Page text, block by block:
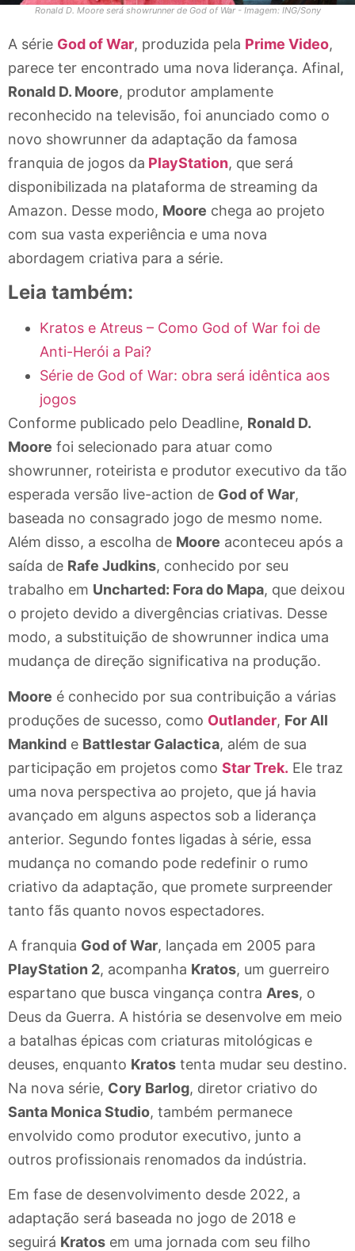
Ronald D. Moore será showrunner de God of War - Imagem: ING/Sony
A série God of War, produzida pela Prime Video,
parece ter encontrado uma nova liderança. Afinal,
Ronald D. Moore, produtor amplamente
reconhecido na televisão, foi anunciado como o
novo showrunner da adaptação da famosa
franquia de jogos da PlayStation, que será
disponibilizada na plataforma de streaming da
Amazon. Desse modo, Moore chega ao projeto
com sua vasta experiência e uma nova
abordagem criativa para a série.
Leia também:
Kratos e Atreus – Como God of War foi de
Anti-Herói a Pai?
Série de God of War: obra será idêntica aos
jogos
Conforme publicado pelo Deadline, Ronald D.
Moore foi selecionado para atuar como
showrunner, roteirista e produtor executivo da tão
esperada versão live-action de God of War,
baseada no consagrado jogo de mesmo nome.
Além disso, a escolha de Moore aconteceu após a
saída de Rafe Judkins, conhecido por seu
trabalho em Uncharted: Fora do Mapa, que deixou
o projeto devido a divergências criativas. Desse
modo, a substituição de showrunner indica uma
mudança de direção significativa na produção.
Moore é conhecido por sua contribuição a várias
produções de sucesso, como Outlander, For All
Mankind e Battlestar Galactica, além de sua
participação em projetos como Star Trek. Ele traz
uma nova perspectiva ao projeto, que já havia
avançado em alguns aspectos sob a liderança
anterior. Segundo fontes ligadas à série, essa
mudança no comando pode redefinir o rumo
criativo da adaptação, que promete surpreender
tanto fãs quanto novos espectadores.
A franquia God of War, lançada em 2005 para
PlayStation 2, acompanha Kratos, um guerreiro
espartano que busca vingança contra Ares, o
Deus da Guerra. A história se desenvolve em meio
a batalhas épicas com criaturas mitológicas e
deuses, enquanto Kratos tenta mudar seu destino.
Na nova série, Cory Barlog, diretor criativo do
Santa Monica Studio, também permanece
envolvido como produtor executivo, junto a
outros profissionais renomados da indústria.
Em fase de desenvolvimento desde 2022, a
adaptação será baseada no jogo de 2018 e
seguirá Kratos em uma jornada com seu filho